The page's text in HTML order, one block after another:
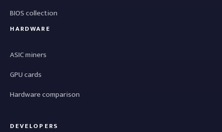
BIOS collection
HARDWARE
ASIC miners
GPU cards
Hardware comparison
DEVELOPERS